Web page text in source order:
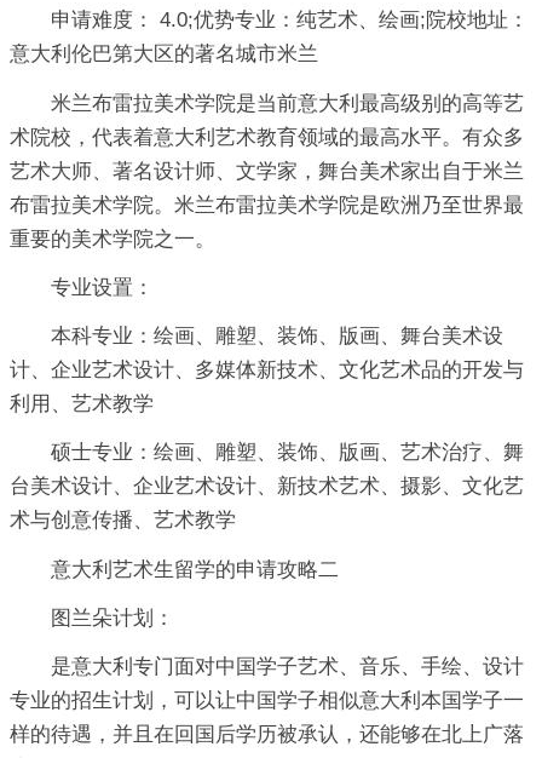
申请难度： 4.0;优势专业：纯艺术、绘画;院校地址：
意大利伦巴第大区的著名城市米兰
米兰布雷拉美术学院是当前意大利最高级别的高等艺
术院校，代表着意大利艺术教育领域的最高水平。有众多
艺术大师、著名设计师、文学家，舞台美术家出自于米兰
布雷拉美术学院。米兰布雷拉美术学院是欧洲乃至世界最
重要的美术学院之一。
专业设置：
本科专业：绘画、雕塑、装饰、版画、舞台美术设
计、企业艺术设计、多媒体新技术、文化艺术品的开发与
利用、艺术教学
硕士专业：绘画、雕塑、装饰、版画、艺术治疗、舞
台美术设计、企业艺术设计、新技术艺术、摄影、文化艺
术与创意传播、艺术教学
意大利艺术生留学的申请攻略二
图兰朵计划：
是意大利专门面对中国学子艺术、音乐、手绘、设计
专业的招生计划，可以让中国学子相似意大利本国学子一
样的待遇，并且在回国后学历被承认，还能够在北上广落